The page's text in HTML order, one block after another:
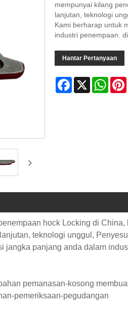
mempunyai kilang
lanjutan, teknologi
Kami berharap untuk
industri penempaan.
Hantar Pertanyaan
Facebook
X
hock Locking di
teknologi unggul,
jangka panjang anda dalam
pemanasan-kosong
pemeriksaan-pegudangan